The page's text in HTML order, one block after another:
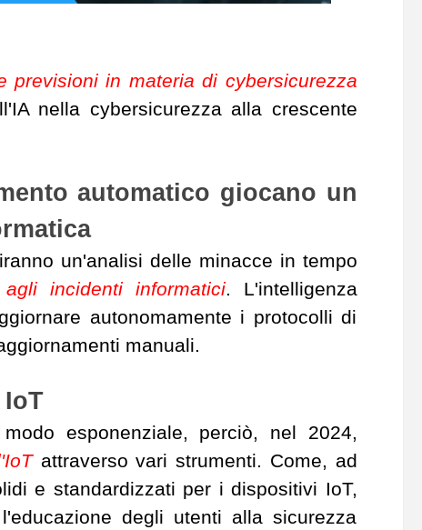
previsioni in materia di cybersicurezza
nella cybersicurezza alla crescente
automatico giocano un
un'analisi delle minacce in tempo
incidenti informatici. L'intelligenza
autonomamente i protocolli di
manuali.
esponenziale, perciò, nel 2024,
attraverso vari strumenti. Come, ad
e standardizzati per i dispositivi IoT,
degli utenti alla sicurezza